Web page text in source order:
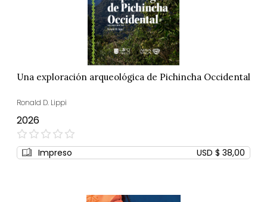
Una exploración arqueológica de Pichincha Occidental
Ronald D. Lippi
2026
0%
Impreso USD $ 38,00